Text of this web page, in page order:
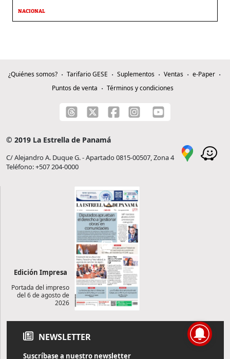
NACIONAL
¿Quiénes somos? Tarifario GESE Suplementos Ventas
e-Paper
Puntos de venta
Términos y condiciones
© 2019 La Estrella de Panamá
C/ Alejandro A. Duque G. - Apartado 0815-00507, Zona 4
Teléfono: +507 204-0000
Edición Impresa
Portada del impreso
del 6 de agosto de
2026
NEWSLETTER
Suscríbase a nuestro newsletter